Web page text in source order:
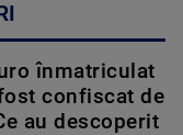
înmatriculat
confiscat de
au descoperit